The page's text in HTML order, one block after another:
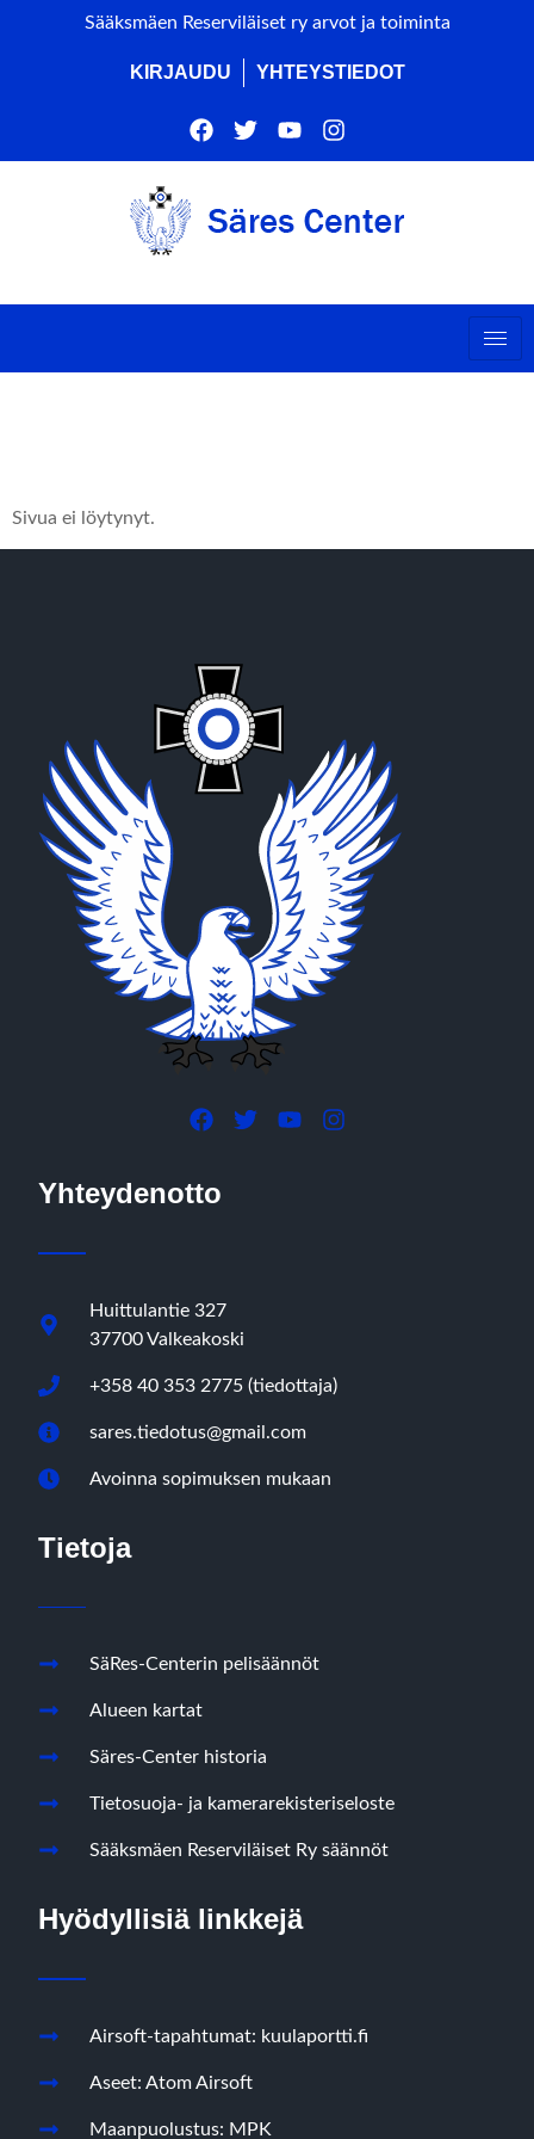
Sääksmäen Reserviläiset ry arvot ja toiminta
KIRJAUDU YHTEYSTIEDOT
Sivua ei löytynyt.
Yhteydenotto
Huittulantie 327
37700 Valkeakoski
+358 40 353 2775 (tiedottaja)
sares.tiedotus@gmail.com
Avoinna sopimuksen mukaan
Tietoja
SäRes-Centerin pelisäännöt
Alueen kartat
Säres-Center historia
Tietosuoja- ja kamerarekisteriseloste
Sääksmäen Reserviläiset Ry säännöt
Hyödyllisiä linkkejä
Airsoft-tapahtumat: kuulaportti.fi
Aseet: Atom Airsoft
Maanpuolustus: MPK